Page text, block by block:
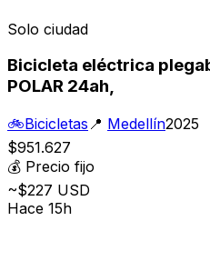
Solo ciudad
Bicicleta eléctrica
POLAR 24ah,
🚲Bicicletas 📍 Medellín2025
$951.627
💰 Precio fijo
~$227 USD
Hace 15h